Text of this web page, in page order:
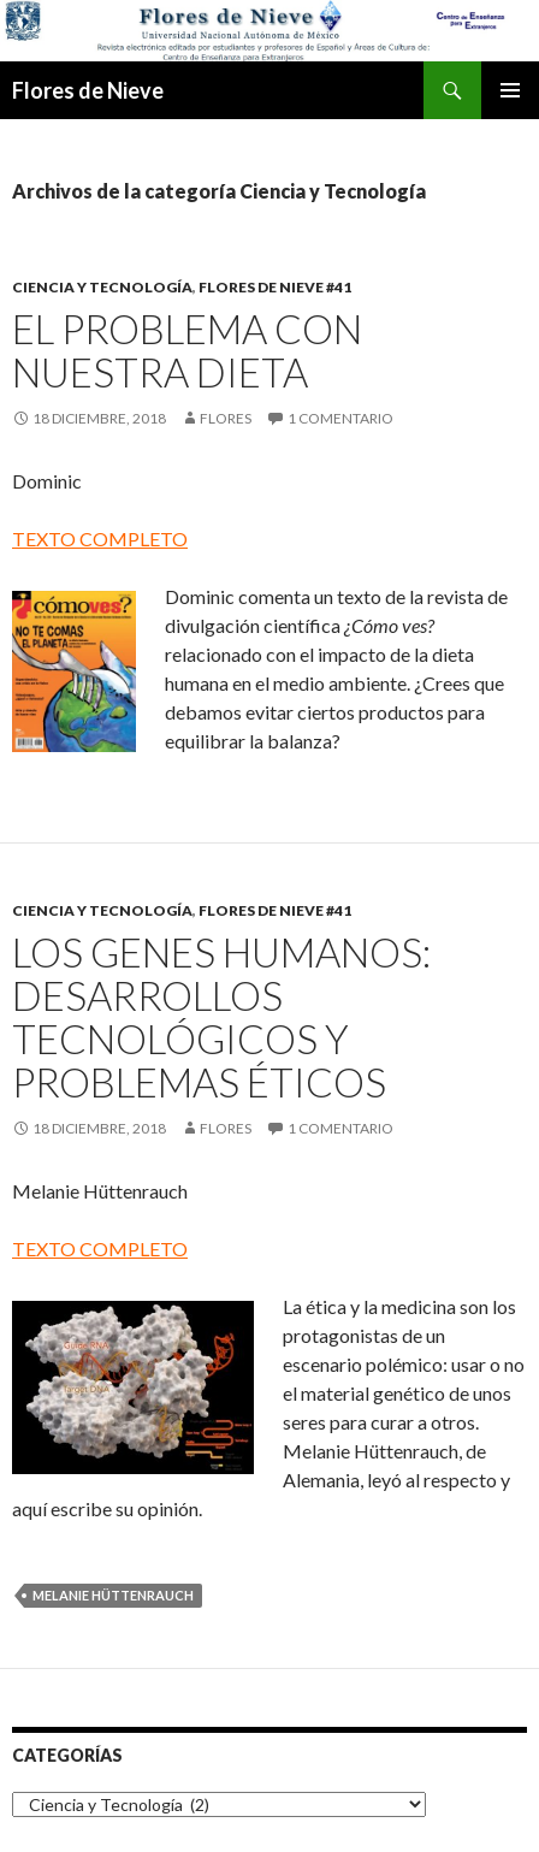
Flores de Nieve
Archivos de la categoría Ciencia y Tecnología
CIENCIA Y TECNOLOGÍA, FLORES DE NIEVE #41
EL PROBLEMA CON
NUESTRA DIETA
18 DICIEMBRE, 2018 FLORES 1 COMENTARIO
Dominic
TEXTO COMPLETO
Dominic comenta un texto de la revista de
divulgación científica ¿Cómo ves?
relacionado con el impacto de la dieta
humana en el medio ambiente. ¿Crees que
debamos evitar ciertos productos para
equilibrar la balanza?
CIENCIA Y TECNOLOGÍA, FLORES DE NIEVE #41
LOS GENES HUMANOS:
DESARROLLOS
TECNOLÓGICOS Y
PROBLEMAS ÉTICOS
18 DICIEMBRE, 2018 FLORES 1 COMENTARIO
Melanie Hüttenrauch
TEXTO COMPLETO
La ética y la medicina son los
protagonistas de un
escenario polémico: usar o no
el material genético de unos
seres para curar a otros.
Melanie Hüttenrauch, de
Alemania, leyó al respecto y
aquí escribe su opinión.
MELANIE HÜTTENRAUCH
CATEGORÍAS
Categorías